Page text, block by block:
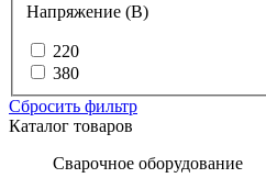
Напряжение (В)
220
380
Сбросить фильтр
Каталог товаров
Сварочное оборудование